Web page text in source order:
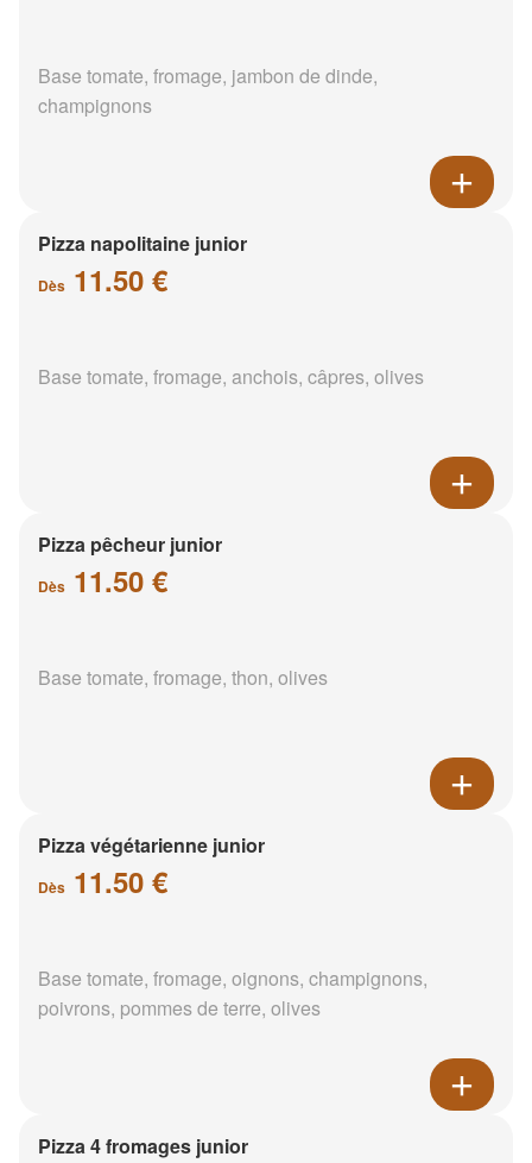
Base tomate, fromage, jambon de dinde,
champignons
Pizza napolitaine junior
Dès 11.50 €
Base tomate, fromage, anchois, câpres, olives
Pizza pêcheur junior
Dès 11.50 €
Base tomate, fromage, thon, olives
Pizza végétarienne junior
Dès 11.50 €
Base tomate, fromage, oignons, champignons,
poivrons, pommes de terre, olives
Pizza 4 fromages junior